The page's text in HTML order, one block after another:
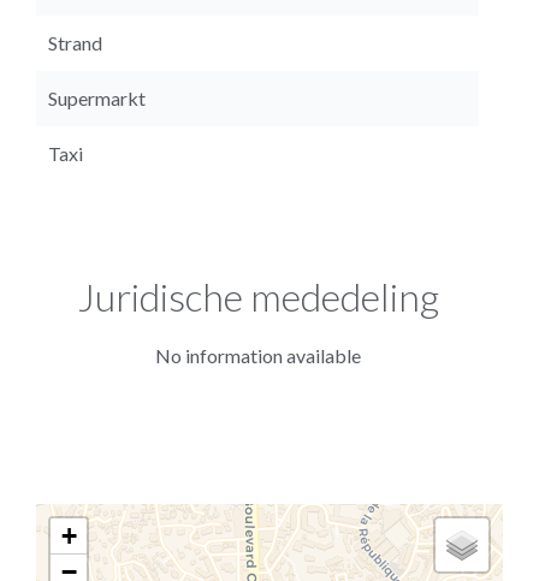
Strand
Supermarkt
Taxi
Juridische mededeling
No information available
+
−